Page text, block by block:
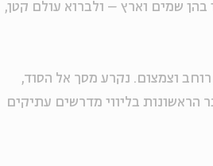
שמים וארץ – ולברוא עולם קטן,
וצמצום. נקרע מסך אל הסוד,
בליווי מדרשים עתיקים